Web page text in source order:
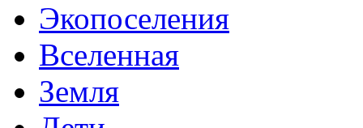
Экопоселения
Вселенная
Земля